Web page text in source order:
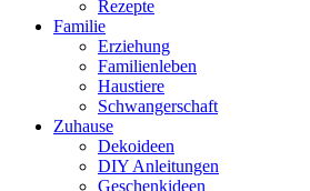
Rezepte
Familie
Erziehung
Familienleben
Haustiere
Schwangerschaft
Zuhause
Dekoideen
DIY Anleitungen
Geschenkideen